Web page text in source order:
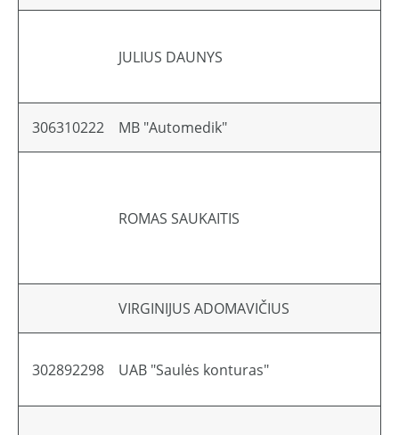
JULIUS DAUNYS
306310222 MB "Automedik"
ROMAS SAUKAITIS
VIRGINIJUS ADOMAVIČIUS
302892298 UAB "Saulės konturas"